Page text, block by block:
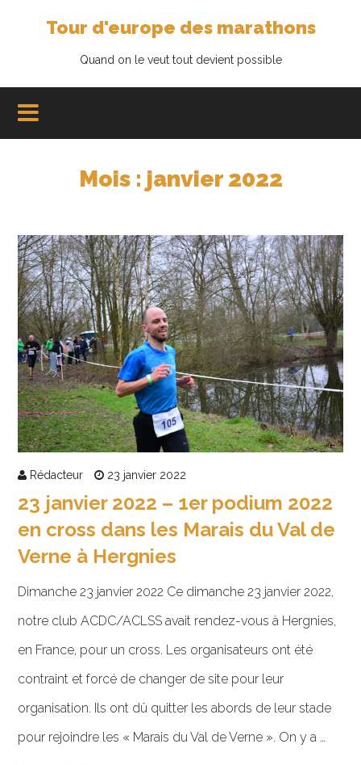
Tour d'europe des marathons
Quand on le veut tout devient possible
Mois : janvier 2022
Rédacteur 23 janvier 2022
23 janvier 2022 – 1er podium 2022
en cross dans les Marais du Val de
Verne à Hergnies
Dimanche 23 janvier 2022 Ce dimanche 23 janvier 2022,
notre club ACDC/ACLSS avait rendez-vous à Hergnies,
en France, pour un cross. Les organisateurs ont été
contraint et forcé de changer de site pour leur
organisation. Ils ont dû quitter les abords de leur stade
pour rejoindre les « Marais du Val de Verne ». On y a …